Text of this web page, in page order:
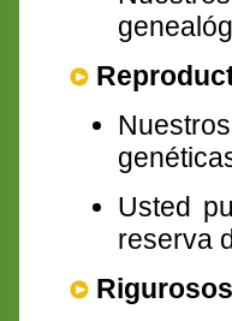
Usted
reserva